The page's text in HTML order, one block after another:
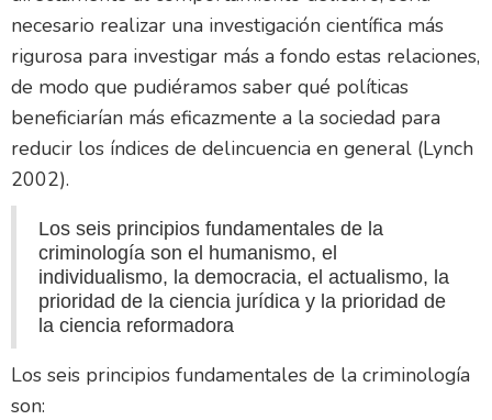
necesario realizar una investigación científica más
rigurosa para investigar más a fondo estas relaciones,
de modo que pudiéramos saber qué políticas
beneficiarían más eficazmente a la sociedad para
reducir los índices de delincuencia en general (Lynch
2002).
Los seis principios fundamentales de la
criminología son el humanismo, el
individualismo, la democracia, el actualismo, la
prioridad de la ciencia jurídica y la prioridad de
la ciencia reformadora
Los seis principios fundamentales de la criminología
son: